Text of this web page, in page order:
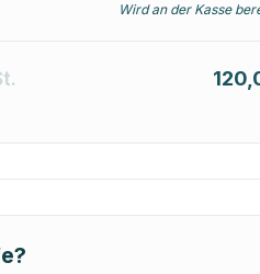
Wird an der Kasse